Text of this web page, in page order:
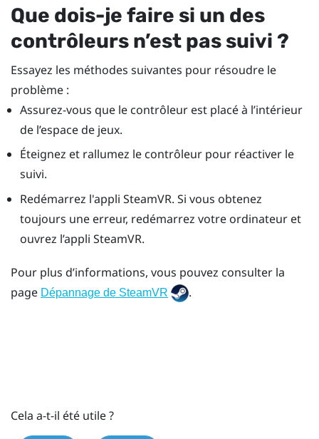
Que dois-je faire si un des
contrôleurs n’est pas suivi ?
Essayez les méthodes suivantes pour résoudre le
problème :
Assurez-vous que le contrôleur est placé à l’intérieur
de l’espace de jeux.
Éteignez et rallumez le contrôleur pour réactiver le
suivi.
Redémarrez l'appli SteamVR. Si vous obtenez
toujours une erreur, redémarrez votre ordinateur et
ouvrez l’appli SteamVR.
Pour plus d’informations, vous pouvez consulter la
page Dépannage de SteamVR .
Cela a-t-il été utile ?